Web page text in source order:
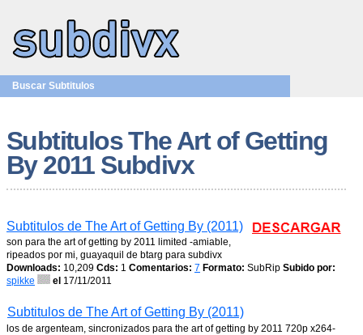
Buscar Subtitulos
Subtitulos The Art of Getting
By 2011 Subdivx
Subtitulos de The Art of Getting By (2011)
son para the art of getting by 2011 limited -amiable,
ripeados por mi, guayaquil de btarg para subdivx
Downloads: 10,209 Cds: 1 Comentarios: 7 Formato: SubRip Subido por:
spikke
el 17/11/2011
Subtitulos de The Art of Getting By (2011)
los de argenteam, sincronizados para the art of getting by 2011 720p x264-